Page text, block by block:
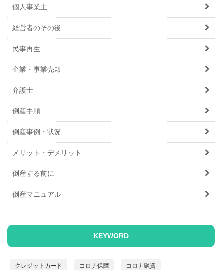
個人事業主
経営者のその後
民事再生
企業・事業売却
弁護士
倒産手順
倒産事例・状況
メリット・デメリット
倒産する前に
倒産マニュアル
KEYWORD
クレジットカード コロナ保障 コロナ融資